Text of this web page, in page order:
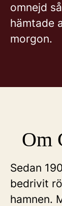
omnejd
hämtade
morgon.
Om
Sedan
bedrivit
hamnen.